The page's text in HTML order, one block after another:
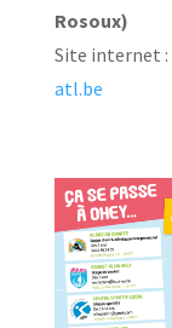
Rosoux)
Site internet :
atl.be